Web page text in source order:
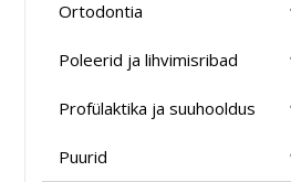
Ortodontia
Poleerid ja lihvimisribad
Profülaktika ja suuhooldus
Puurid